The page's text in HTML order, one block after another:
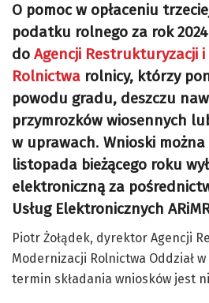
O pomoc w opłaceniu
podatku rolnego za rok
do Agencji Restrukturyzacji
Rolnictwa rolnicy, którzy
powodu gradu, deszczu
przymrozków wiosennych
w uprawach. Wnioski
listopada bieżącego roku
elektroniczną za
Usług Elektronicznych
Piotr Żołądek, dyrektor Agencji
Modernizacji Rolnictwa Oddział
termin składania wniosków jest